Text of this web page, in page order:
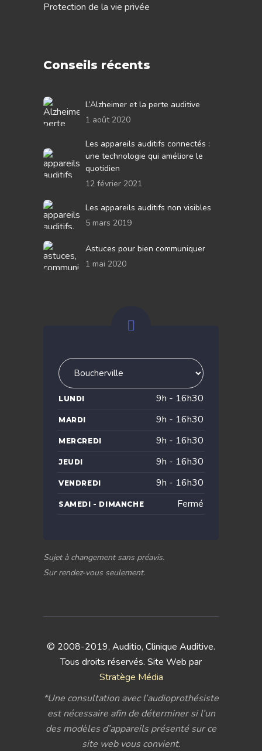
Protection de la vie privée
Conseils récents
L’Alzheimer et la perte auditive
1 août 2020
Les appareils auditifs connectés :
une technologie qui améliore le
quotidien
12 février 2021
Les appareils auditifs non visibles
5 mars 2019
Astuces pour bien communiquer
1 mai 2020
LUNDI 9h - 16h30
MARDI 9h - 16h30
MERCREDI 9h - 16h30
JEUDI 9h - 16h30
VENDREDI 9h - 16h30
SAMEDI - DIMANCHE Fermé
Sujet à changement sans préavis.
Sur rendez-vous seulement.
© 2008-2019, Auditio, Clinique Auditive.
Tous droits réservés. Site Web par
Stratège Média
*Une consultation avec l’audioprothésiste
est nécessaire afin de déterminer si l’un
des modèles d’appareils présenté sur ce
site web vous convient.